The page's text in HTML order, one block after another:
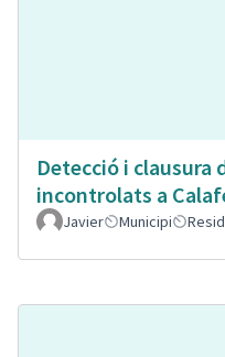
Detecció i clausura
incontrolats a
Javier Municipi